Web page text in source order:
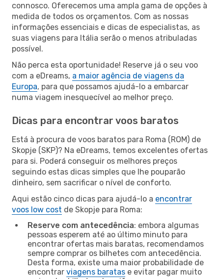
connosco. Oferecemos uma ampla gama de opções à
medida de todos os orçamentos. Com as nossas
informações essenciais e dicas de especialistas, as
suas viagens para Itália serão o menos atribuladas
possível.
Não perca esta oportunidade! Reserve já o seu voo
com a eDreams, a maior agência de viagens da
Europa, para que possamos ajudá-lo a embarcar
numa viagem inesquecível ao melhor preço.
Dicas para encontrar voos baratos
Está à procura de voos baratos para Roma (ROM) de
Skopje (SKP)? Na eDreams, temos excelentes ofertas
para si. Poderá conseguir os melhores preços
seguindo estas dicas simples que lhe pouparão
dinheiro, sem sacrificar o nível de conforto.
Aqui estão cinco dicas para ajudá-lo a encontrar
voos low cost de Skopje para Roma:
Reserve com antecedência: embora algumas
pessoas esperem até ao último minuto para
encontrar ofertas mais baratas, recomendamos
sempre comprar os bilhetes com antecedência.
Desta forma, existe uma maior probabilidade de
encontrar viagens baratas e evitar pagar muito